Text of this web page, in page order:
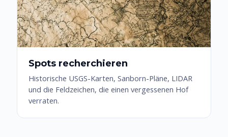
Spots recherchieren
Historische USGS-Karten, Sanborn-Pläne, LIDAR
und die Feldzeichen, die einen vergessenen Hof
verraten.